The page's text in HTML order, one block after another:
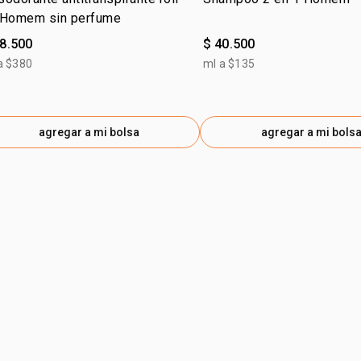
sin perfume
$380
agregar a mi bolsa
$ 40.500
ml a $135
agregar a mi bolsa